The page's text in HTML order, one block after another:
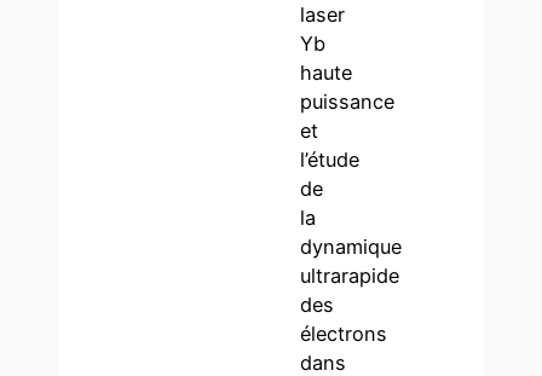
laser
Yb
haute
puissance
et
l’étude
de
la
dynamique
ultrarapide
des
électrons
dans